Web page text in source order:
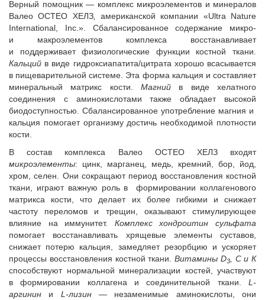
Верный помощник — комплекс микроэлементов и минералов
Валео ОСТЕО ХЕЛЗ,
американской компании «Ultra Nature
International, Inc.».
Сбалансированное содержание микро-
и макроэлементов комплекса восстанавливает
и поддерживает физиологические функции костной ткани.
Кальций в виде гидроксиапатита/цитрата хорошо всасывается
в пищеварительной системе. Эта форма кальция и составляет
минеральный матрикс кости. Магний в виде хелатного
соединения с аминокислотами также обладает высокой
биодоступностью. Сбалансированное употребление магния и
кальция помогает организму достичь необходимой плотности
кости.
В состав комплекса Валео ОСТЕО ХЕЛЗ входят
микроэлементы: цинк, марганец, медь, кремний, бор, йод,
хром, селен. Они сокращают период восстановления костной
ткани, играют важную роль в формировании коллагенового
матрикса кости, что делает их более гибкими и снижает
частоту переломов и трещин, оказывают стимулирующее
влияние на иммунитет. Комплекс хондроитин сульфата
помогает восстанавливать хрящевые элементы суставов,
снижает потерю кальция, замедляет резорбцию и ускоряет
процессы восстановления костной ткани. Витамины D3, С и К
способствуют нормальной минерализации костей, участвуют
в формировании коллагена и соединительной ткани. L-
аргинин и L-лизин — незаменимые аминокислоты, они